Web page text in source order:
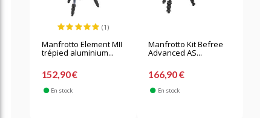
(1)
Manfrotto Element MII
trépied aluminium...
152,90 €
En stock
Manfrotto Kit Befree
Advanced AS...
166,90 €
En stock